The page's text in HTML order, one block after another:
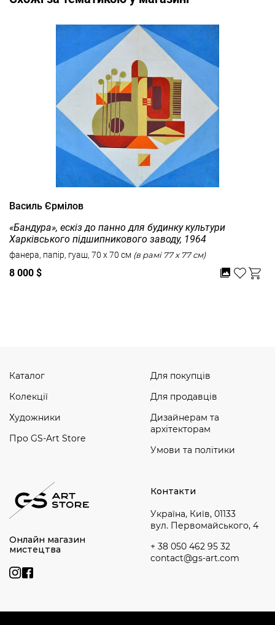
Василь Єрмілов
«Бандура», ескіз до панно для будинку культури
Харківського підшипникового заводу, 1964
фанера, папір, гуаш, 70 x 70 см (в рамі 77 x 77 см)
8 000 $
Онлайн магазин
мистецтва
Контакти
Україна, Київ, 01133
вул. Первомайського, 4
+ 38 050 462 95 32
contact@gs-art.com
Каталог
Колекції
Художники
Про GS-Art Store
Для покупців
Для продавців
Дизайнерам та
архітекторам
Умови та політики